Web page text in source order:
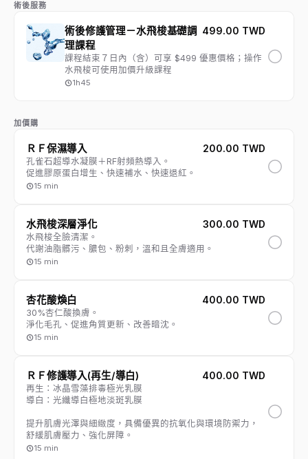
術後服務
術後修護管理－水飛梭基礎調
理課程
499.00 TWD
課程結束７日內（含）可享 $499 優惠價格；操作
水飛梭可使用加價升級課程
1h45
加價購
ＲＦ保濕導入 200.00 TWD
孔雀石超導水凝膜＋RF射頻熱導入。
促進膠原蛋白增生、快速補水、快速退紅。
15 min
水飛梭深層淨化 300.00 TWD
水飛梭全臉清潔。
代謝油脂髒污、膿包、粉刺，溫和且全膚適用。
15 min
杏花酸煥白 400.00 TWD
30%杏仁酸換膚。
淨化毛孔、促進角質更新、改善暗沈。
15 min
ＲＦ修護導入(再生/導白) 400.00 TWD
再生：冰晶雪藻排毒極光乳膜
導白：光纖導白極地淡斑乳膜
提升肌膚光澤與細緻度，具備優異的抗氧化與環境防禦力，
舒緩肌膚壓力、強化屏障。
15 min